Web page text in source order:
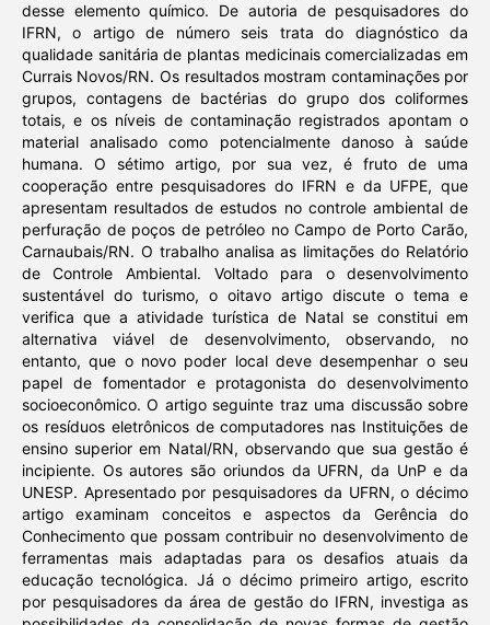
desse elemento químico. De autoria de pesquisadores do
IFRN, o artigo de número seis trata do diagnóstico da
qualidade sanitária de plantas medicinais comercializadas em
Currais Novos/RN. Os resultados mostram contaminações por
grupos, contagens de bactérias do grupo dos coliformes
totais, e os níveis de contaminação registrados apontam o
material analisado como potencialmente danoso à saúde
humana. O sétimo artigo, por sua vez, é fruto de uma
cooperação entre pesquisadores do IFRN e da UFPE, que
apresentam resultados de estudos no controle ambiental de
perfuração de poços de petróleo no Campo de Porto Carão,
Carnaubais/RN. O trabalho analisa as limitações do Relatório
de Controle Ambiental. Voltado para o desenvolvimento
sustentável do turismo, o oitavo artigo discute o tema e
verifica que a atividade turística de Natal se constitui em
alternativa viável de desenvolvimento, observando, no
entanto, que o novo poder local deve desempenhar o seu
papel de fomentador e protagonista do desenvolvimento
socioeconômico. O artigo seguinte traz uma discussão sobre
os resíduos eletrônicos de computadores nas Instituições de
ensino superior em Natal/RN, observando que sua gestão é
incipiente. Os autores são oriundos da UFRN, da UnP e da
UNESP. Apresentado por pesquisadores da UFRN, o décimo
artigo examinam conceitos e aspectos da Gerência do
Conhecimento que possam contribuir no desenvolvimento de
ferramentas mais adaptadas para os desafios atuais da
educação tecnológica. Já o décimo primeiro artigo, escrito
por pesquisadores da área de gestão do IFRN, investiga as